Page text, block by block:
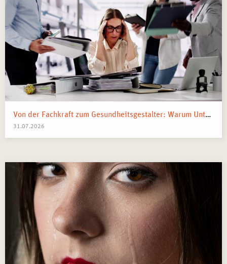
Von der Fachkraft zum Gesundheitsgestalter: Warum Unternehmen 2026 Business Health Coaches brauchen
31.07.2026